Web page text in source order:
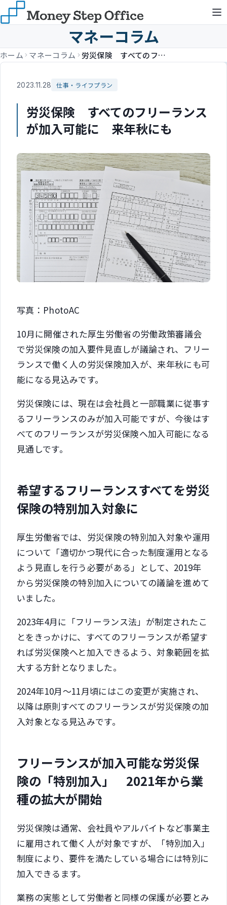
マネーコラム
ホーム マネーコラム 労災保険 すべてのフリーランスが加入可能に 来年秋にも
2023.11.28 仕事・ライフプラン
労災保険 すべてのフリーランス
が加入可能に 来年秋にも
写真：PhotoAC
10月に開催された厚生労働省の労働政策審議会
で労災保険の加入要件見直しが議論され、フリー
ランスで働く人の労災保険加入が、来年秋にも可
能になる見込みです。
労災保険には、現在は会社員と一部職業に従事す
るフリーランスのみが加入可能ですが、今後はす
べてのフリーランスが労災保険へ加入可能になる
見通しです。
希望するフリーランスすべてを労災
保険の特別加入対象に
厚生労働省では、労災保険の特別加入対象や運用
について「適切かつ現代に合った制度運用となる
よう見直しを行う必要がある」として、2019年
から労災保険の特別加入についての議論を進めて
いました。
2023年4月に「フリーランス法」が制定されたこ
とをきっかけに、すべてのフリーランスが希望す
れば労災保険へと加入できるよう、対象範囲を拡
大する方針となりました。
2024年10月～11月頃にはこの変更が実施され、
以降は原則すべてのフリーランスが労災保険の加
入対象となる見込みです。
フリーランスが加入可能な労災保
険の「特別加入」 2021年から業
種の拡大が開始
労災保険は通常、会社員やアルバイトなど事業主
に雇用されて働く人が対象ですが、「特別加入」
制度により、要件を満たしている場合には特別に
加入できるます。
業務の実態として労働者と同様の保護が必要とみ